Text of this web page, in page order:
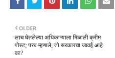
OLDER
लाच घेतलेल्या अधिकाऱ्याला मिळाली क्रीम
पोस्ट; परब म्हणाले, तो सरकारचा जावई आहे
का?